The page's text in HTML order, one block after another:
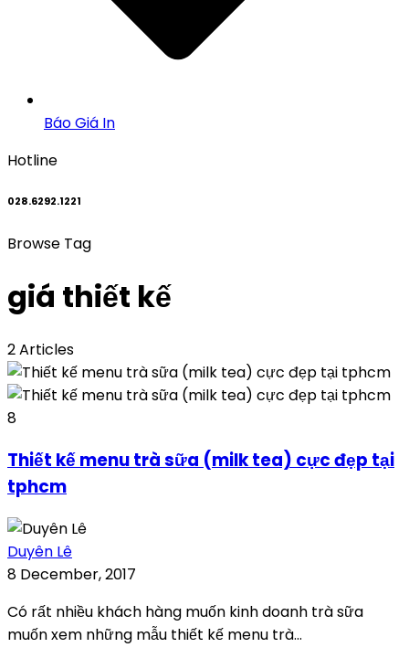
Báo Giá In
Hotline
028.6292.1221
Browse Tag
giá thiết kế
2 Articles
8
Thiết kế menu trà sữa (milk tea) cực đẹp tại
tphcm
Duyên Lê
8 December, 2017
Có rất nhiều khách hàng muốn kinh doanh trà sữa
muốn xem những mẫu thiết kế menu trà...